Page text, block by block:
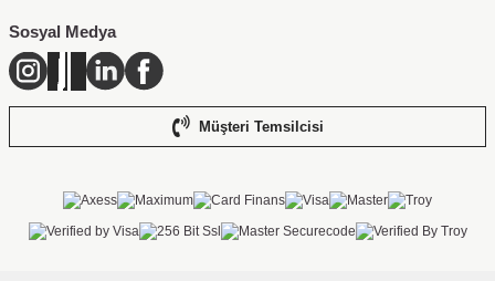
Sosyal Medya
Müşteri Temsilcisi